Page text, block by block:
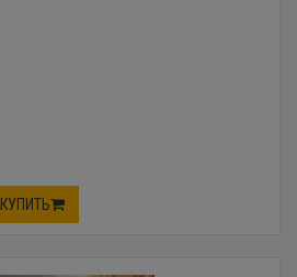
КУПИТЬ